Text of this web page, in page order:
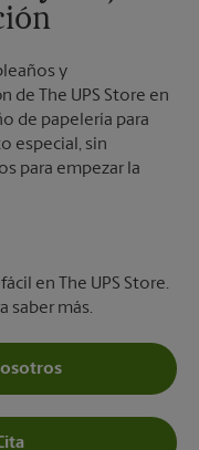
y
de The UPS Store en
de papelería para
especial, sin
para empezar la
en The UPS Store.
saber más.